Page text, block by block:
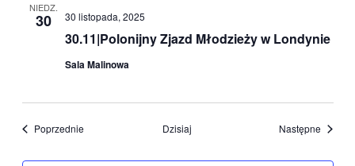
NIEDZ.
30
30.11|Polonijny Zjazd Młodzieży w Londynie
30 listopada, 2025
Sala Malinowa
PoprzednieWydarzenia Dzisiaj Następne